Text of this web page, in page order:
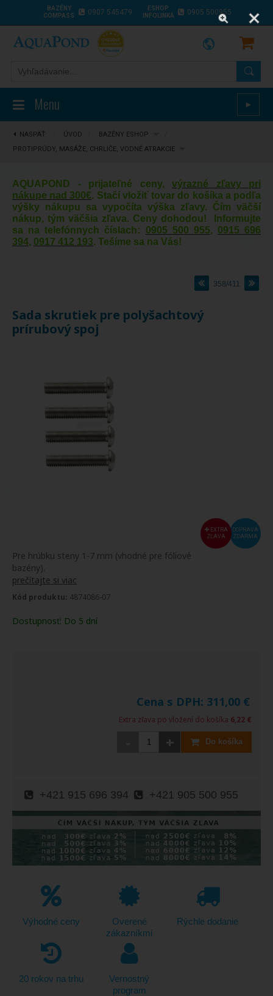
BAZÉNY
COMPASS
0907 545479
ESHOP
INFOLINKA
0905 500955
Menu ►
NASPÄŤ ÚVOD BAZÉNY ESHOP
PROTIPRÚDY, MASÁŽE, CHRLIČE, VODNÉ ATRAKCIE
AQUAPOND - prijateľné ceny, výrazné zľavy pri
nákupe nad 300€. Stačí vložiť tovar do košíka a podľa
výšky nákupu sa vypočíta výška zľavy. Čím väčší
nákup, tým väčšia zľava. Ceny dohodou! Informujte
sa na telefónnych číslach: 0905 500 955, 0915 696
394, 0917 412 193. Tešíme sa na Vás!
358/411
Sada skrutiek pre polyšachtový
prírubový spoj
DOPRAVA
ZDARMA
EXTRA
ZĽAVA
Pre hrúbku steny 1-7 mm (vhodné pre fóliové
bazény).
prečítajte si viac
Kód produktu: 4874086-07
Dostupnosť: Do 5 dní
Cena s DPH: 311,00 €
Extra zľava po vložení do košíka 6,22 €
+ Do košíka
+421 915 696 394 +421 905 500 955
Výhodné ceny
Overené
zákazníkmi
Rýchle dodanie
20 rokov na trhu
Vernostný
program